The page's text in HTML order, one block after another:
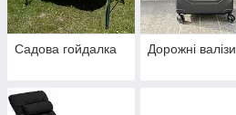
Садова гойдалка Дорожні валізи